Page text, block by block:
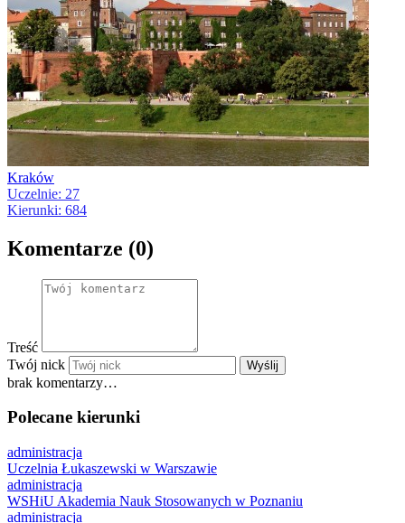
Kraków
Uczelnie: 27
Kierunki: 684
Komentarze (0)
Treść
Twój nick
Wyślij
brak komentarzy…
Polecane kierunki
administracja
Uczelnia Łukaszewski w Warszawie
administracja
WSHiU Akademia Nauk Stosowanych w Poznaniu
administracja